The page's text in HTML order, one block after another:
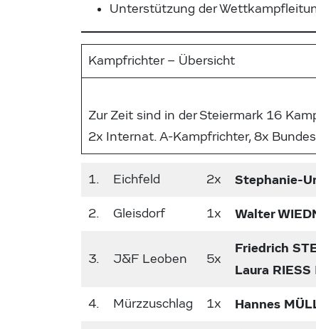
Unterstützung der
Kampfrichter – Übersicht
Zur Zeit sind in der Steiermark 16
2x Internat. A-Kampfrichter, 8x
1. Eichfeld 2x Stephanie-
2. Gleisdorf 1x Walter
3. J&F Leoben 5x
Friedrich
Laura RIESS
4. Mürzzuschlag 1x Hannes